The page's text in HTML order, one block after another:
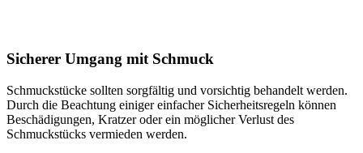
Sicherer Umgang mit Schmuck
Schmuckstücke sollten sorgfältig und vorsichtig behandelt werden.
Durch die Beachtung einiger einfacher Sicherheitsregeln können
Beschädigungen, Kratzer oder ein möglicher Verlust des
Schmuckstücks vermieden werden.